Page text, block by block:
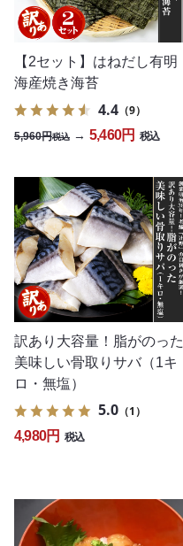
【2セット】はねだし有明
海産焼き海苔
4.4 （9）
5,960円税込 → 5,460円 税込
訳あり大容量！脂がのった
美味しい骨取りサバ（1キ
ロ・無塩）
5.0 （1）
4,980円 税込